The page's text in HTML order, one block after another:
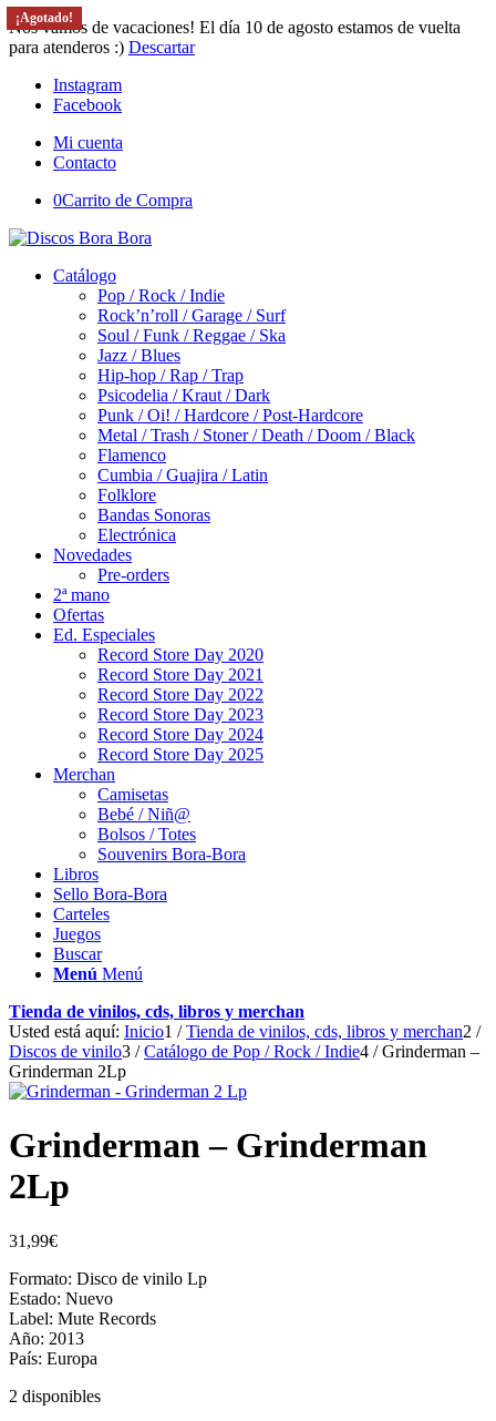
Nos vamos de vacaciones! El día 10 de agosto estamos de vuelta
para atenderos :) Descartar
Instagram
Facebook
Mi cuenta
Contacto
0Carrito de Compra
Catálogo
Pop / Rock / Indie
Rock’n’roll / Garage / Surf
Soul / Funk / Reggae / Ska
Jazz / Blues
Hip-hop / Rap / Trap
Psicodelia / Kraut / Dark
Punk / Oi! / Hardcore / Post-Hardcore
Metal / Trash / Stoner / Death / Doom / Black
Flamenco
Cumbia / Guajira / Latin
Folklore
Bandas Sonoras
Electrónica
Novedades
Pre-orders
2ª mano
Ofertas
Ed. Especiales
Record Store Day 2020
Record Store Day 2021
Record Store Day 2022
Record Store Day 2023
Record Store Day 2024
Record Store Day 2025
Merchan
Camisetas
Bebé / Niñ@
Bolsos / Totes
Souvenirs Bora-Bora
Libros
Sello Bora-Bora
Carteles
Juegos
Buscar
Menú Menú
Tienda de vinilos, cds, libros y merchan
Usted está aquí: Inicio1 / Tienda de vinilos, cds, libros y merchan2 /
Discos de vinilo3 / Catálogo de Pop / Rock / Indie4 / Grinderman –
Grinderman 2Lp
Grinderman – Grinderman
2Lp
31,99€
Formato: Disco de vinilo Lp
Estado: Nuevo
Label: Mute Records
Año: 2013
País: Europa
2 disponibles
¡Agotado!
¡Agotado!
¡Agotado!
¡Agotado!